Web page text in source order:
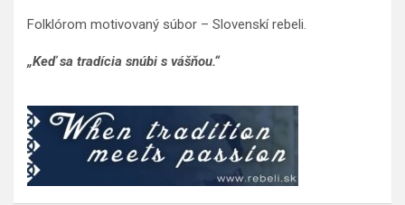
Folklórom motivovaný súbor – Slovenskí rebeli.
„Keď sa tradícia snúbi s vášňou.“